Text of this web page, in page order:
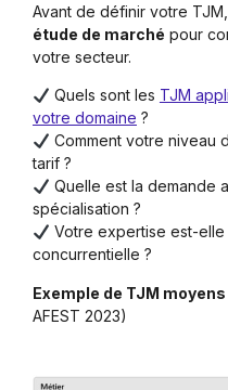
Avant de définir votre
étude de marché pour
votre secteur.
Quels sont les TJM
votre domaine ?
Comment votre niveau
tarif ?
Quelle est la demande
spécialisation ?
Votre expertise est-
concurrentielle ?
Exemple de TJM
AFEST 2023)